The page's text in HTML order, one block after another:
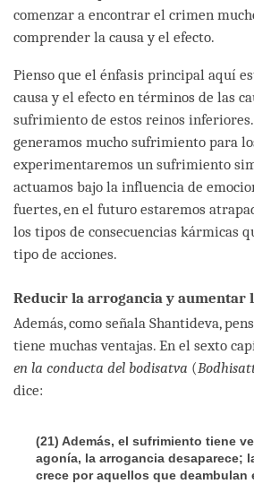
comenzar a encontrar el crimen
comprender la causa y el efecto.
Pienso que el énfasis principal aquí
causa y el efecto en términos de las
sufrimiento de estos reinos
generamos mucho sufrimiento para
experimentaremos un sufrimiento
actuamos bajo la influencia de
fuertes, en el futuro estaremos
los tipos de consecuencias kármicas
tipo de acciones.
Reducir la arrogancia y aumentar
Además, como señala Shantideva,
tiene muchas ventajas. En el sexto
en la conducta del bodisatva (
dice:
(21) Además, el sufrimiento tiene
agonía, la arrogancia desaparece;
crece por aquellos que deambulan